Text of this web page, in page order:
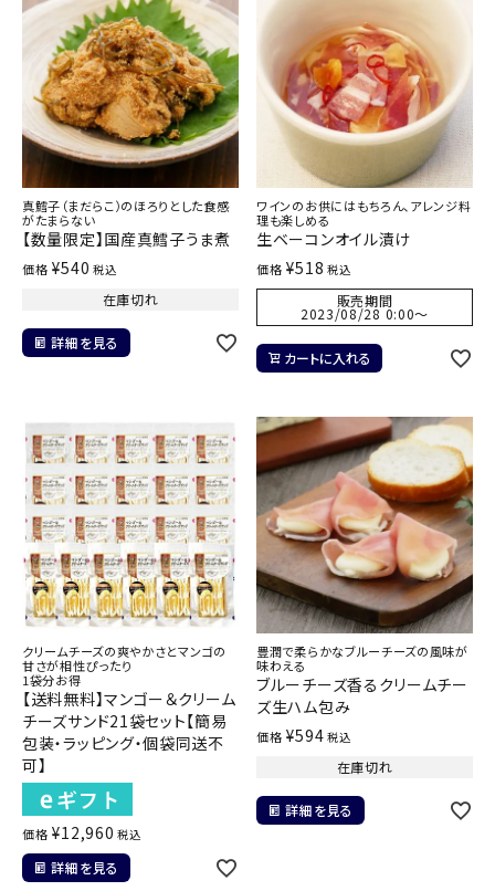
真鱈子（まだらこ）のほろりとした食感
がたまらない
【数量限定】国産真鱈子うま煮
価格 ¥540 税込
在庫切れ
詳細を見る
ワインのお供にはもちろん、アレンジ料
理も楽しめる
生ベーコンオイル漬け
価格 ¥518 税込
販売期間
2023/08/28 0:00〜
カートに入れる
クリームチーズの爽やかさとマンゴの
甘さが相性ぴったり
1袋分お得
【送料無料】マンゴー＆クリーム
チーズサンド21袋セット【簡易
包装・ラッピング・個袋同送不
可】
価格 ¥12,960 税込
詳細を見る
豊潤で柔らかなブルーチーズの風味が
味わえる
ブルーチーズ香るクリームチー
ズ生ハム包み
価格 ¥594 税込
在庫切れ
詳細を見る